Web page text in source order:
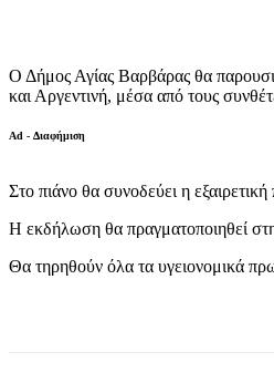
Ο Δήμος Αγίας Βαρβάρας θα
και Αργεντινή, μέσα από τους
Ad - Διαφήμιση
Στο πιάνο θα συνοδεύει η
Η εκδήλωση θα πραγματοποιηθεί
Θα τηρηθούν όλα τα υγειονομικά